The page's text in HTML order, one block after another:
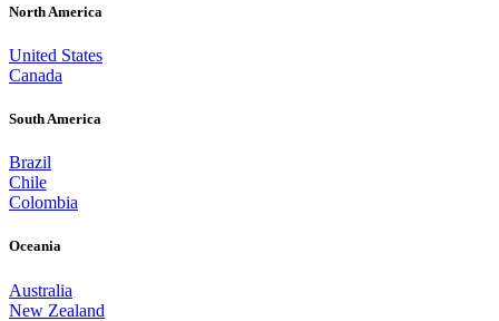
North America
United States
Canada
South America
Brazil
Chile
Colombia
Oceania
Australia
New Zealand